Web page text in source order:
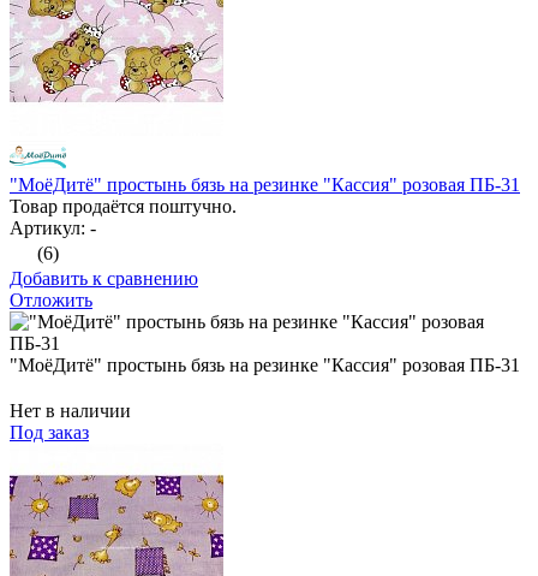
"МоёДитё" простынь бязь на резинке "Кассия" розовая ПБ-31
Товар продаётся поштучно.
Артикул: -
(6)
Добавить к сравнению
Отложить
"МоёДитё" простынь бязь на резинке "Кассия" розовая ПБ-31
Нет в наличии
Под заказ